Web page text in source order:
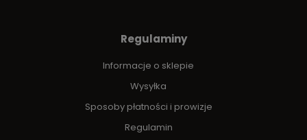
Regulaminy
Informacje o sklepie
Wysyłka
Sposoby płatności i prowizje
Regulamin